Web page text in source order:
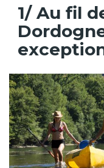
1/ Au fil